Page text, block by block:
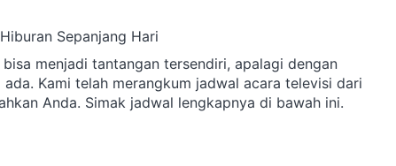
Sepanjang Hari
menjadi tantangan tersendiri, apalagi dengan
Kami telah merangkum jadwal acara televisi dari
Anda. Simak jadwal lengkapnya di bawah ini.